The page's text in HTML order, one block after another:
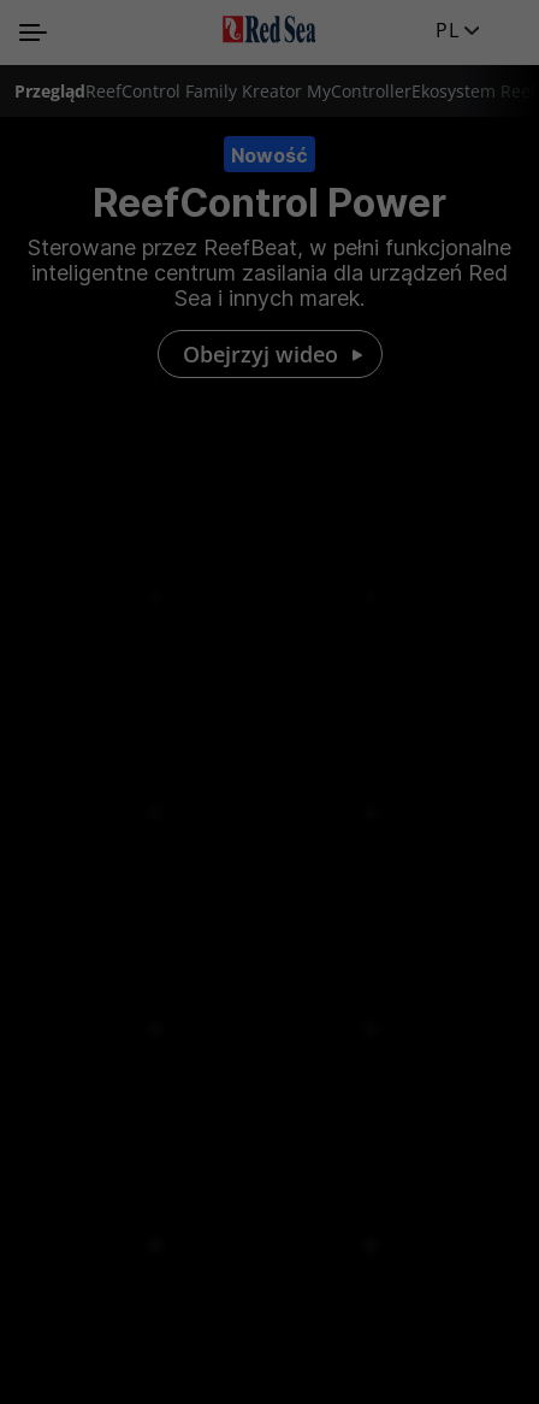
PL
PrzeglądReefControl Family Kreator MyControllerEkosystem
Nowość
ReefControl Power
Sterowane przez ReefBeat, w pełni funkcjonalne
inteligentne centrum zasilania dla urządzeń Red
Sea i innych marek.
Obejrzyj wideo